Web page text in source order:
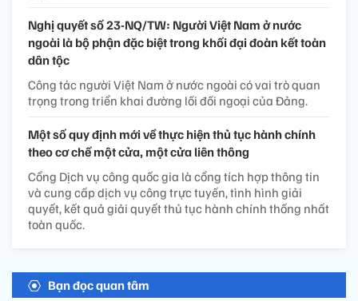
Nghị quyết số 23-NQ/TW: Người Việt Nam ở nước
ngoài là bộ phận đặc biệt trong khối đại đoàn kết toàn
dân tộc
Công tác người Việt Nam ở nước ngoài có vai trò quan
trọng trong triển khai đường lối đối ngoại của Đảng.
Một số quy định mới về thực hiện thủ tục hành chính
theo cơ chế một cửa, một cửa liên thông
Cổng Dịch vụ công quốc gia là cổng tích hợp thông tin
và cung cấp dịch vụ công trực tuyến, tình hình giải
quyết, kết quả giải quyết thủ tục hành chính thống nhất
toàn quốc.
Bạn đọc quan tâm